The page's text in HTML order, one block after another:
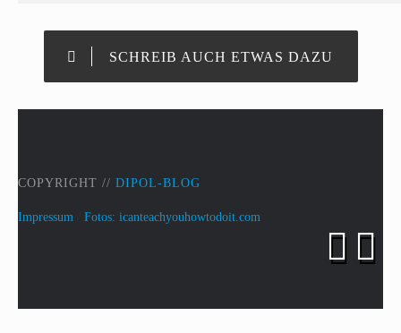
SCHREIB AUCH ETWAS DAZU
COPYRIGHT // DIPOL-BLOG
Impressum Fotos: icanteachyouhowtodoit.com
 